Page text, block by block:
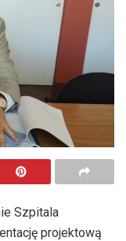
Szpitala
projektową